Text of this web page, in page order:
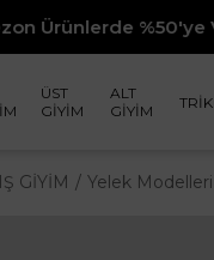
Varan İndirim
ÜST
GİYİM
ALT
GİYİM
GİYİM Yelek Modelleri